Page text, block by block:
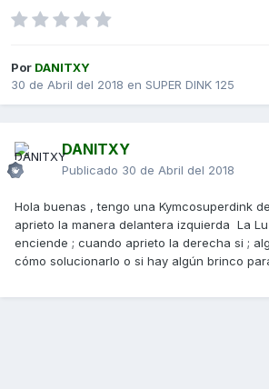
Por DANITXY
30 de Abril del 2018 en SUPER DINK 125
DANITXY
Publicado 30 de Abril del 2018
Hola buenas , tengo una Kymcosuperdink
aprieto la manera delantera izquierda La
enciende ; cuando aprieto la derecha si ;
cómo solucionarlo o si hay algún brinco